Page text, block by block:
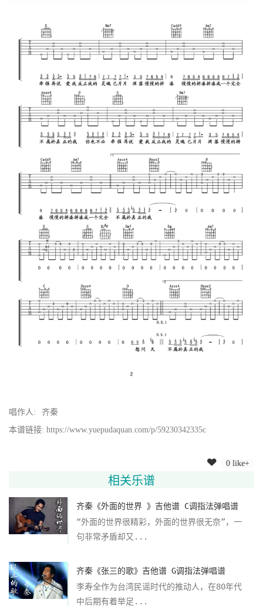
唱作人:
齐秦
本谱链接: https://www.yuepudaquan.com/p/59230342335c
0 like+
相关乐谱
齐秦《外面的世界 》吉他谱 C调指法弹唱谱
“外面的世界很精彩，外面的世界很无奈”，一
句非常矛盾却又...
齐秦《张三的歌》吉他谱 G调指法弹唱谱
李寿全作为台湾民谣时代的推动人，在80年代
中后期有着举足...